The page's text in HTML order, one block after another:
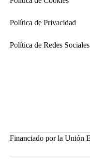
Política de Privacidad
Política de Redes Sociales
Financiado por la Unión